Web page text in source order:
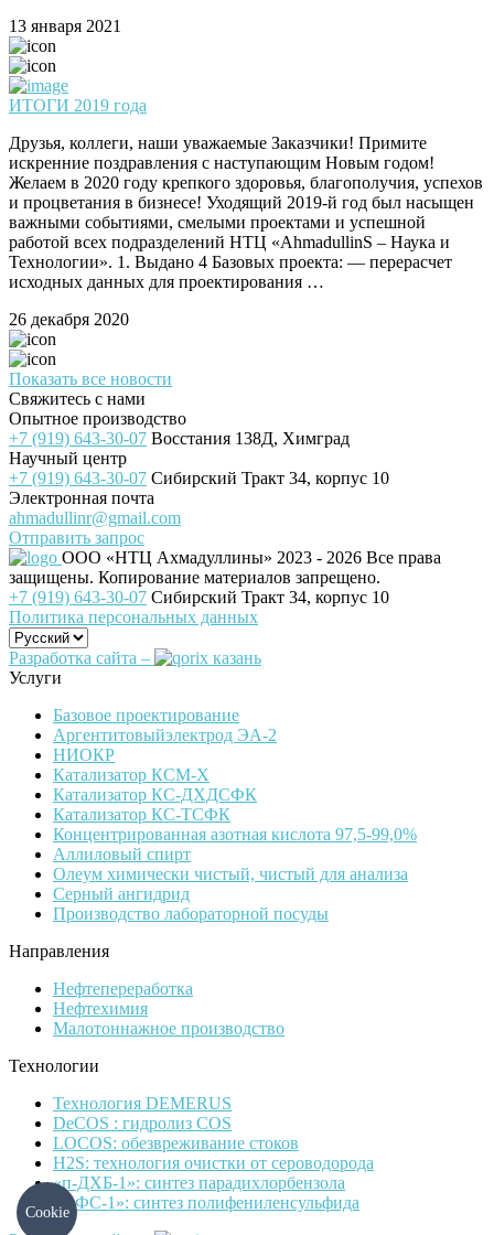
13 января 2021
ИТОГИ 2019 года
Друзья, коллеги, наши уважаемые Заказчики! Примите
искренние поздравления с наступающим Новым годом!
Желаем в 2020 году крепкого здоровья, благополучия, успехов
и процветания в бизнесе! Уходящий 2019-й год был насыщен
важными событиями, смелыми проектами и успешной
работой всех подразделений НТЦ «AhmadullinS – Наука и
Технологии». 1. Выдано 4 Базовых проекта: — перерасчет
исходных данных для проектирования …
26 декабря 2020
Показать все новости
Свяжитесь с нами
Опытное производство
+7 (919) 643-30-07 Восстания 138Д, Химград
Научный центр
+7 (919) 643-30-07 Сибирский Тракт 34, корпус 10
Электронная почта
ahmadullinr@gmail.com
Отправить запрос
ООО «НТЦ Ахмадуллины» 2023 - 2026 Все права
защищены. Копирование материалов запрещено.
+7 (919) 643-30-07 Сибирский Тракт 34, корпус 10
Политика персональных данных
Разработка сайта –
Услуги
Базовое проектирование
Аргентитовыйэлектрод ЭА-2
НИОКР
Катализатор КСМ-Х
Катализатор КС-ДХДСФК
Катализатор КС-ТСФК
Концентрированная азотная кислота 97,5-99,0%
Аллиловый спирт
Олеум химически чистый, чистый для анализа
Серный ангидрид
Производство лабораторной посуды
Направления
Нефтепереработка
Нефтехимия
Малотоннажное производство
Технологии
Технология DEMERUS
DeCOS : гидролиз COS
LOCOS: обезвреживание стоков
H2S: технология очистки от сероводорода
«п-ДХБ-1»: синтез парадихлорбензола
«ПФС-1»: синтез полифениленсульфида
Cookie